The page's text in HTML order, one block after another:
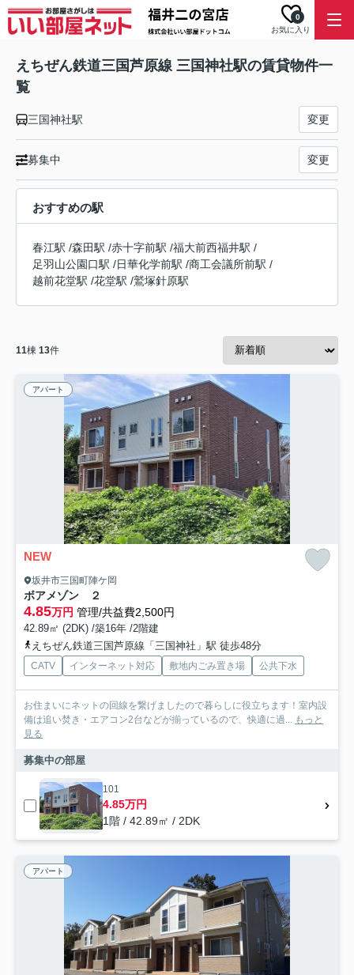
お気に入り
0
えちぜん鉄道三国芦原線 三国神社駅の賃貸物件一
覧
三国神社駅 変更
募集中 変更
おすすめの駅
春江駅 /森田駅 /赤十字前駅 /福大前西福井駅 /
足羽山公園口駅 /日華化学前駅 /商工会議所前駅 /
越前花堂駅 /花堂駅 /鷲塚針原駅
11棟 13件
アパート
NEW
坂井市三国町陣ケ岡
ボアメゾン ２
4.85万円 管理/共益費2,500円
42.89㎡ (2DK) /築16年 /2階建
えちぜん鉄道三国芦原線「三国神社」駅 徒歩48分
CATV インターネット対応 敷地内ごみ置き場 公共下水
お住まいにネットの回線を繋げましたので暮らしに役立ちます！室内設
備は追い焚き・エアコン2台などが揃っているので、快適に過... もっと
見る
募集中の部屋
101
4.85万円
1階 / 42.89㎡ / 2DK
アパート